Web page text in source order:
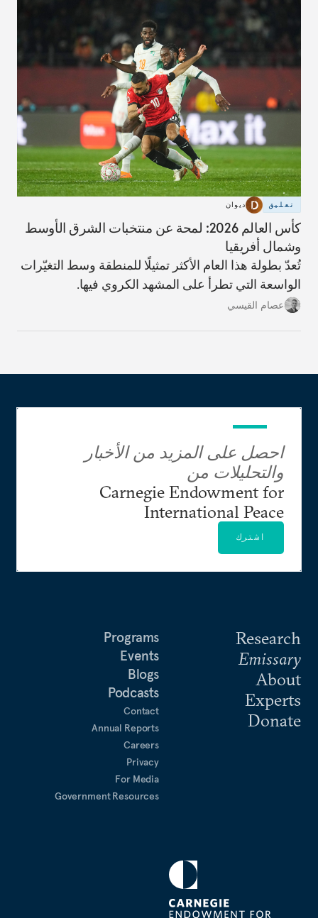
تعليق ديوان
كأس العالم 2026: لمحة عن منتخبات الشرق الأوسط
وشمال أفريقيا
تُعدّ بطولة هذا العام الأكثر تمثيلًا للمنطقة وسط التغيّرات
الواسعة التي تطرأ على المشهد الكروي فيها.
عصام القيسي
Research
Emissary
About
Experts
Donate
Programs
Events
Blogs
Podcasts
Contact
Annual Reports
Careers
Privacy
For Media
Government Resources
احصل على المزيد من الأخبار
والتحليلات من
Carnegie Endowment for
International Peace
اشترك